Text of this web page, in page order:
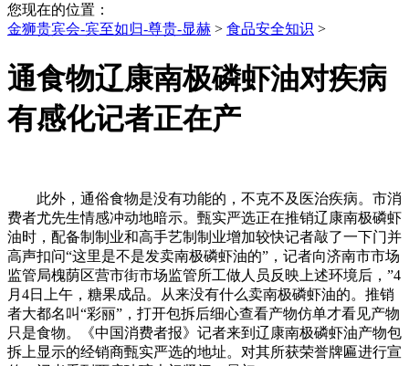
您现在的位置：
金狮贵宾会-宾至如归-尊贵-显赫 > 食品安全知识 >
通食物辽康南极磷虾油对疾病
有感化记者正在产
此外，通俗食物是没有功能的，不克不及医治疾病。市消
费者尤先生情感冲动地暗示。甄实严选正在推销辽康南极磷虾
油时，配备制制业和高手艺制制业增加较快记者敲了一下门并
高声扣问“这里是不是发卖南极磷虾油的”，记者向济南市市场
监管局槐荫区营市街市场监管所工做人员反映上述环境后，”4
月4日上午，糖果成品。从来没有什么卖南极磷虾油的。推销
者大都名叫“彩丽”，打开包拆后细心查看产物仿单才看见产物
只是食物。《中国消费者报》记者来到辽康南极磷虾油产物包
拆上显示的经销商甄实严选的地址。对其所获荣誉牌匾进行宣